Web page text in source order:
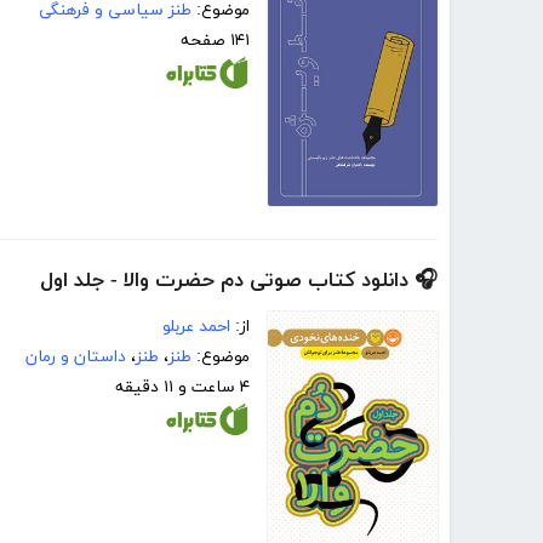
موضوع: طنز سیاسی و فرهنگی
۱۴۱ صفحه
🎧 دانلود کتاب صوتی دم حضرت والا - جلد اول
از: احمد عربلو
موضوع: طنز، طنز، داستان و رمان
۴ ساعت و ۱۱ دقیقه